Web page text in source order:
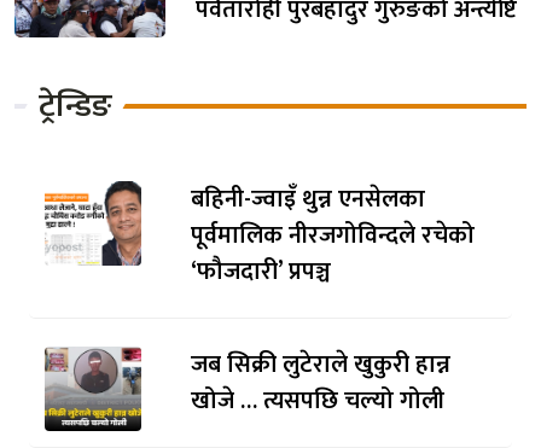
पर्वतारोही पुरबहादुर गुरुङको अन्त्येष्टि
ट्रेन्डिङ
बहिनी-ज्वाइँ थुन्न एनसेलका
पूर्वमालिक नीरजगोविन्दले रचेको
‘फौजदारी’ प्रपञ्च
जब सिक्री लुटेराले खुकुरी हान्न
खोजे … त्यसपछि चल्यो गोली